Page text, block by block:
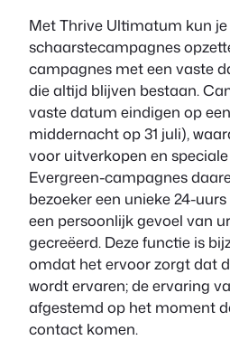
Met Thrive Ultimatum kun
schaarstecampagnes
campagnes met een vaste
die altijd blijven bestaan.
vaste datum eindigen op
middernacht op 31 juli),
voor uitverkopen en
Evergreen-campagnes
bezoeker een unieke 24-
een persoonlijk gevoel van
gecreëerd. Deze functie is
omdat het ervoor zorgt dat
wordt ervaren; de ervaring
afgestemd op het moment
contact komen.